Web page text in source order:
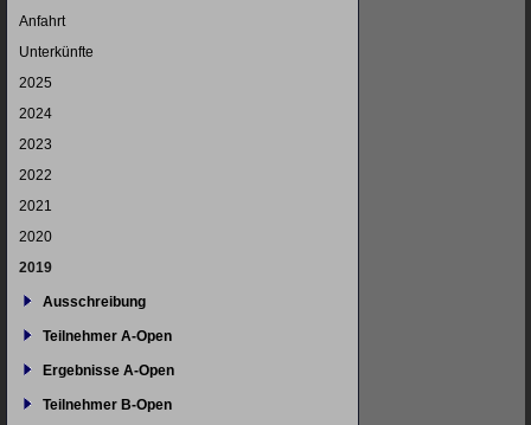
Anfahrt
Unterkünfte
2025
2024
2023
2022
2021
2020
2019
Ausschreibung
Teilnehmer A-Open
Ergebnisse A-Open
Teilnehmer B-Open